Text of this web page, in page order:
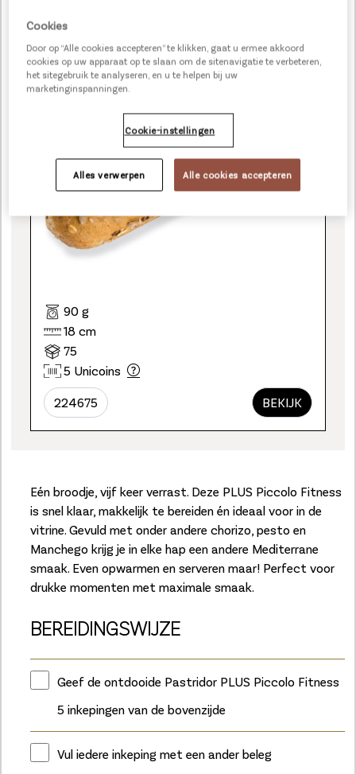
PLUS PICCOLO FITNESS
90 g
18 cm
75
5 Unicoins
224675 BEKIJK
Eén broodje, vijf keer verrast. Deze PLUS Piccolo Fitness
is snel klaar, makkelijk te bereiden én ideaal voor in de
vitrine. Gevuld met onder andere chorizo, pesto en
Manchego krijg je in elke hap een andere Mediterrane
smaak. Even opwarmen en serveren maar! Perfect voor
drukke momenten met maximale smaak.
BEREIDINGSWIJZE
Geef de ontdooide Pastridor PLUS Piccolo Fitness
5 inkepingen van de bovenzijde
Vul iedere inkeping met een ander beleg
Cookies
Door op “Alle cookies accepteren” te klikken, gaat u ermee akkoord
cookies op uw apparaat op te slaan om de sitenavigatie te verbeteren,
het sitegebruik te analyseren, en u te helpen bij uw
marketinginspanningen.
Cookie-instellingen
Alles verwerpen Alle cookies accepteren